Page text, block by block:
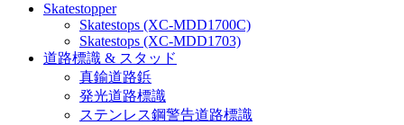
Skatestopper
Skatestops (XC-MDD1700C)
Skatestops (XC-MDD1703)
道路標識 & スタッド
真鍮道路鋲
発光道路標識
ステンレス鋼警告道路標識